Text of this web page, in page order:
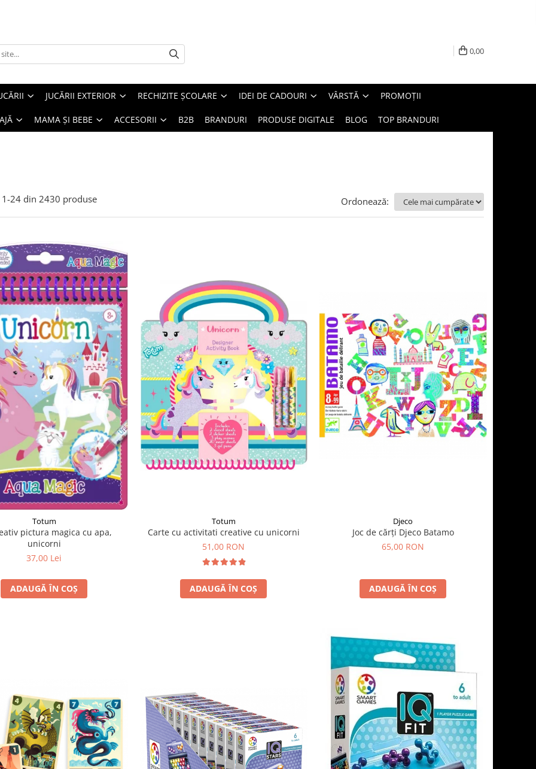
0,00
JUCĂRII EXTERIOR RECHIZITE ȘCOLARE IDEI DE CADOURI VÂRSTĂ PROMOȚII
MAMA ȘI BEBE ACCESORII B2B BRANDURI PRODUSE DIGITALE BLOG TOP BRANDURI
1-24 din 2430 produse Ordonează:
Totum
pictura magica cu apa,
unicorni
37,00 Lei
ADAUGĂ ÎN COȘ
Totum
Carte cu activitati creative cu unicorni
51,00 RON
ADAUGĂ ÎN COȘ
Djeco
Joc de cărți Djeco Batamo
65,00 RON
ADAUGĂ ÎN COȘ